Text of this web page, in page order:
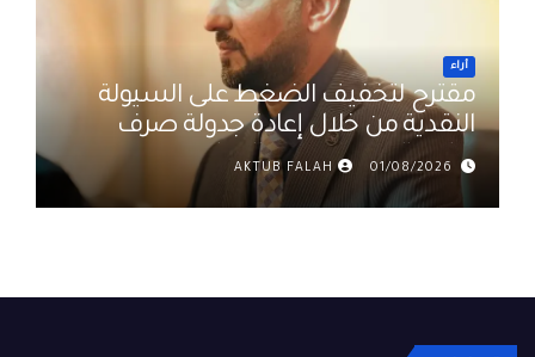
أراء
مقترح لتخفيف الضغط على السيولة
النقدية من خلال إعادة جدولة صرف
رواتب الموظفين في العراق د. عمر
حميد
01/08/2026
AKTUB FALAH